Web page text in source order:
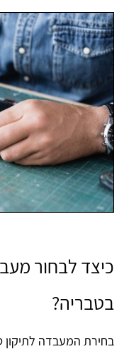
כיצד לבחור
בטבריה?
בחירת המעבדה לתיקון